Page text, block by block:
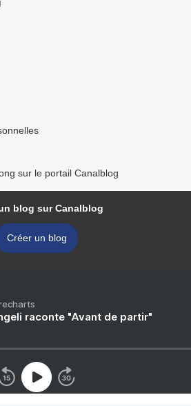
sur le portail Canalblog
blog sur Canalblog
Créer un blog
raconte "Avant de partir"